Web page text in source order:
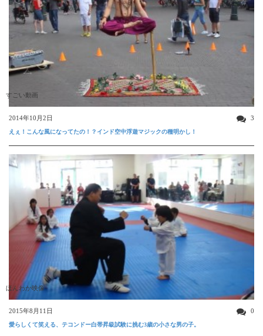
すごい動画
2014年10月2日 3
えぇ！こんな風になってたの！？インド空中浮遊マジックの種明かし！
ほんわか映像
2015年8月11日 0
愛らしくて笑える、テコンドー白帯昇級試験に挑む3歳の小さな男の子。